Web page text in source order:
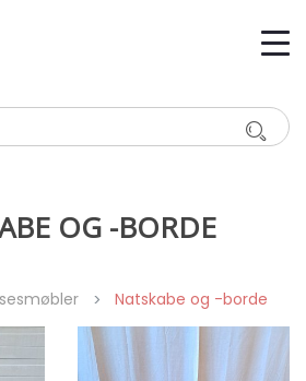
OG -BORDE
Natskabe og -borde